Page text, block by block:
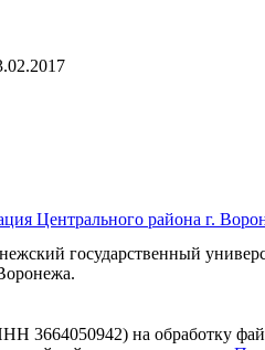
Центрального района г.
государственный
3664050942) на обработку